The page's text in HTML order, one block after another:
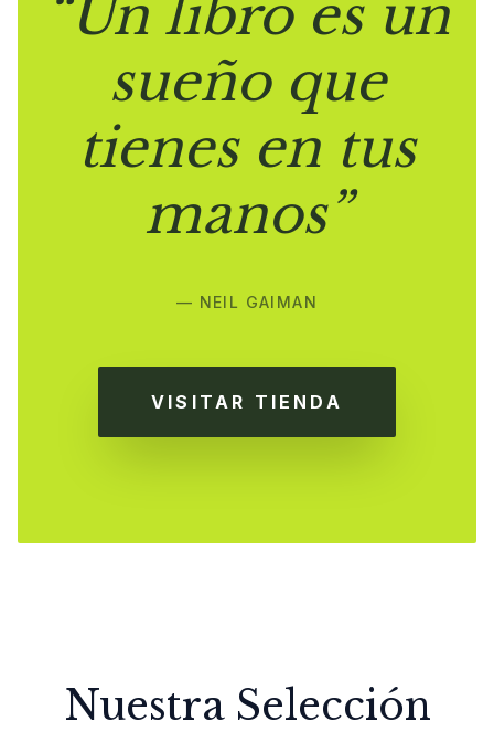
“Un libro es un
sueño que
tienes en tus
manos”
— NEIL GAIMAN
VISITAR TIENDA
Nuestra Selección